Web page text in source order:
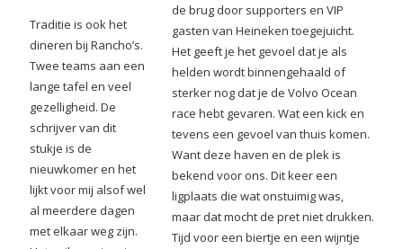
Traditie is ook het
dineren bij Rancho’s.
Twee teams aan een
lange tafel en veel
gezelligheid. De
schrijver van dit
stukje is de
nieuwkomer en het
lijkt voor mij alsof wel
al meerdere dagen
met elkaar weg zijn.
de brug door supporters en VIP
gasten van Heineken toegejuicht.
Het geeft je het gevoel dat je als
helden wordt binnengehaald of
sterker nog dat je de Volvo Ocean
race hebt gevaren. Wat een kick en
tevens een gevoel van thuis komen.
Want deze haven en de plek is
bekend voor ons. Dit keer een
ligplaats die wat onstuimig was,
maar dat mocht de pret niet drukken.
Tijd voor een biertje en een wijntje